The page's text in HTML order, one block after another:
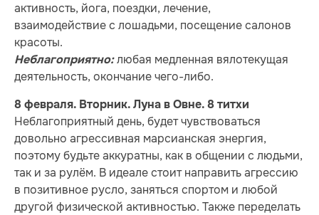
активность, йога, поездки, лечение,
взаимодействие с лошадьми, посещение салонов
красоты.
Неблагоприятно:любая медленная вялотекущая
деятельность, окончание чего-либо.
8 февраля. Вторник. Луна в Овне. 8 титхи
Неблагоприятный день, будет чувствоваться
довольно агрессивная марсианская энергия,
поэтому будьте аккуратны, как в общении с людьми,
так и за рулём. В идеале стоит направить агрессию
в позитивное русло, заняться спортом и любой
другой физической активностью. Также переделать